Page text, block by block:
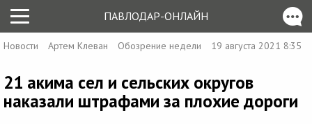
ПАВЛОДАР-ОНЛАЙН
Новости Артем Клеван Обозрение недели 19 августа 2021 8:35
21 акима сел и сельских округов
наказали штрафами за плохие дороги